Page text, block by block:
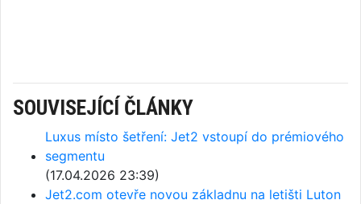
SOUVISEJÍCÍ ČLÁNKY
Luxus místo šetření: Jet2 vstoupí do prémiového
segmentu
(17.04.2026 23:39)
Jet2.com otevře novou základnu na letišti Luton